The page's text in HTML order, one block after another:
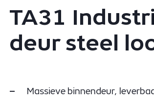
TA31
deur steel
Massieve binnendeur,